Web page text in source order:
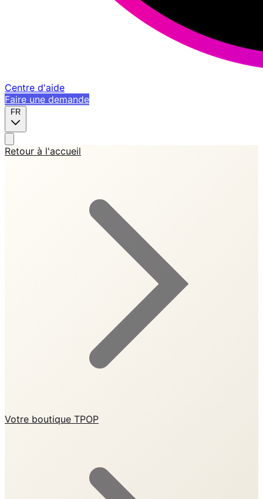
Centre d'aide
Faire une demande
FR
Retour à l'accueil
Votre boutique TPOP